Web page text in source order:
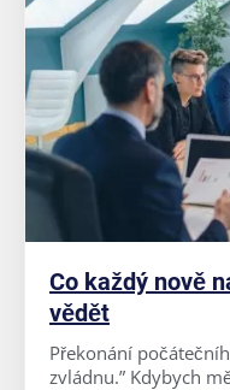
Co každý nově
vědět
Překonání
zvládnu.” Kdybych